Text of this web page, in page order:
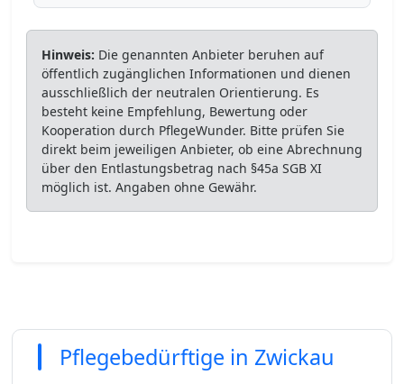
Hinweis: Die genannten Anbieter beruhen auf
öffentlich zugänglichen Informationen und dienen
ausschließlich der neutralen Orientierung. Es
besteht keine Empfehlung, Bewertung oder
Kooperation durch PflegeWunder. Bitte prüfen Sie
direkt beim jeweiligen Anbieter, ob eine Abrechnung
über den Entlastungsbetrag nach §45a SGB XI
möglich ist. Angaben ohne Gewähr.
Pflegebedürftige in Zwickau